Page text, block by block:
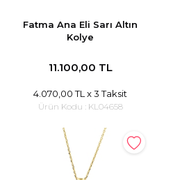
Fatma Ana Eli Sarı Altın
Kolye
11.100,00 TL
4.070,00 TL x 3 Taksit
Ürün Kodu : KL04658